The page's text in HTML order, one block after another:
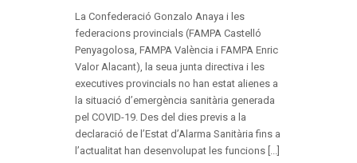
La Confederació Gonzalo Anaya i les
federacions provincials (FAMPA Castelló
Penyagolosa, FAMPA València i FAMPA Enric
Valor Alacant), la seua junta directiva i les
executives provincials no han estat alienes a
la situació d’emergència sanitària generada
pel COVID-19. Des del dies previs a la
declaració de l’Estat d’Alarma Sanitària fins a
l’actualitat han desenvolupat les funcions [...]